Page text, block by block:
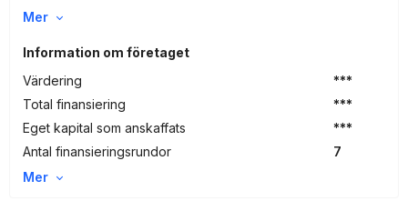
Mer
Information om företaget
Värdering
***
Total finansiering
***
Eget kapital som anskaffats
***
Antal finansieringsrundor
7
Mer